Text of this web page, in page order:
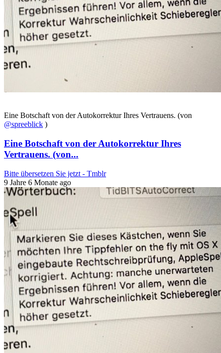
Eine Botschaft von der Autokorrektur Ihres Vertrauens. (von
@spreeblick )
Eine Botschaft von der Autokorrektur Ihres
Vertrauens. (von...
Bitte übersetzen Sie jetzt - Tmblr
9 Jahre 6 Monate ago